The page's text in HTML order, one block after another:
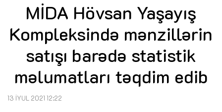
MİDA Hövsan Yaşayış
Kompleksində mənzillərin
satışı barədə statistik
məlumatları təqdim edib
13 İYUL 2021 12:22